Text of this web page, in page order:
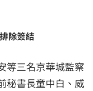
除簽結
等三名京華城監察
秘書長童中白、威